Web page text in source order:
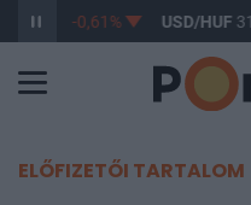
363,17 -0,61% USD/HUF
ELŐFIZETŐI TARTALOM